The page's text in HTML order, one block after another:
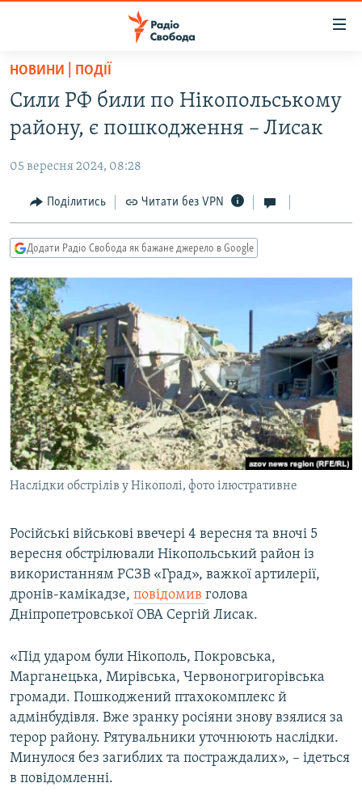
Перейти
основного
матеріалу
Перейти
до
навігації
Перейти
до
РАДІО СВОБОДА – 70 РОКІВ
СТАТТІ
ПОЛІТИКА
ЕКОНОМІКА
КУЛЬТУРА
СПОРТ
УКРАЇНА
СВІТ
ВІЙНА
РОСІЙСЬКА «ФІЛЬТРАЦІЯ»
КРИМ.РЕАЛІЇ
ТИ ЯК?
СХЕМИ
КИТАЙ.ВИКЛИКИ
МУЛЬТИМЕДІА
ФОТО
СПЕЦПРОЄКТИ
ПОДКАСТИ
РУС
УКР
КТАТ
Усі сайти RFE/RL
НОВИНИ | ПОДІЇ
Сили РФ били по Нікопольському
району, є пошкодження – Лисак
05 вересня 2024, 08:28
Поділитись Читати без VPN
Додати Радіо Свобода як бажане джерело в Google
Наслідки обстрілів у Нікополі, фото ілюстративне
Російські військові ввечері 4 вересня та вночі 5
вересня обстрілювали Нікопольський район із
використанням РСЗВ «Град», важкої артилерії,
дронів-камікадзе, повідомив голова
Дніпропетровської ОВА Сергій Лисак.
«Під ударом були Нікополь, Покровська,
Марганецька, Мирівська, Червоногригорівська
громади. Пошкоджений птахокомплекс й
адмінбудівля. Вже зранку росіяни знову взялися за
терор району. Рятувальники уточнюють наслідки.
Минулося без загиблих та постраждалих», – ідеться
в повідомленні.